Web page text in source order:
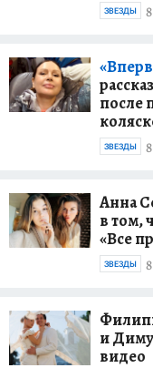
ЗВЕЗДЫ
после
ЗВЕЗДЫ
Анна
в том,
«Все
ЗВЕЗДЫ
и
видео